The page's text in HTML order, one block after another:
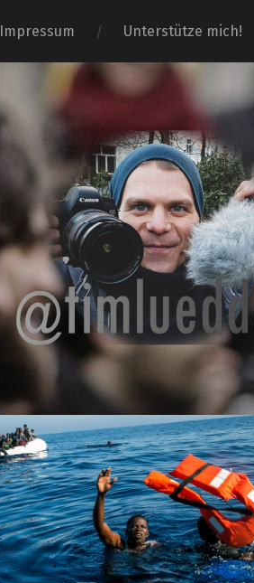
Impressum Unterstütze mich!